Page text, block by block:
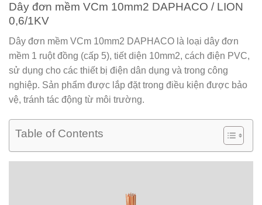
Dây đơn mềm VCm 10mm2 DAPHACO / LION
0,6/1KV
Dây đơn mềm VCm 10mm2 DAPHACO là loại dây đơn
mềm 1 ruột đồng (cấp 5), tiết diện 10mm2, cách điện PVC,
sử dụng cho các thiết bị điện dân dụng và trong công
nghiệp. Sản phẩm được lắp đặt trong điều kiện được bảo
vệ, tránh tác động từ môi trường.
Table of Contents